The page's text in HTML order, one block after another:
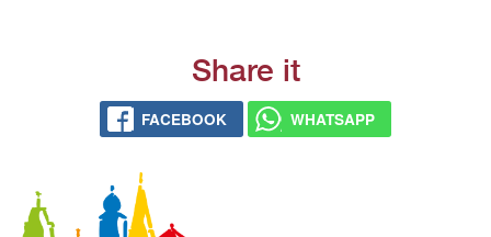
Share it
FACEBOOK WHATSAPP